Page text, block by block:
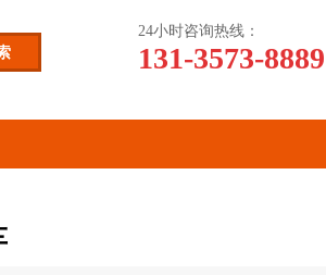
24小时咨询热线：
131-3573-8889